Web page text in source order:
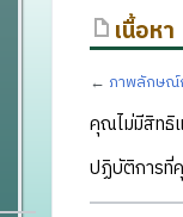
เนื้อหา
← ภาพลักษณ์
คุณไม่มีสิทธิ
ปฏิบัติการที่